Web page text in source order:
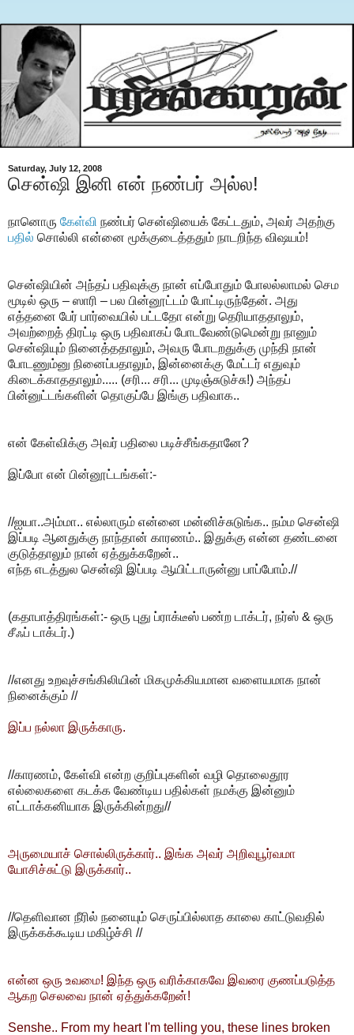
Saturday, July 12, 2008
சென்ஷி இனி என் நண்பர் அல்ல!
நானொரு கேள்வி நண்பர் சென்ஷியைக் கேட்டதும், அவர் அதற்கு
பதில் சொல்லி என்னை மூக்குடைத்ததும் நாடறிந்த விஷயம்!
சென்ஷியின் அந்தப் பதிவுக்கு நான் எப்போதும் போலல்லாமல் செம
மூடில் ஒரு – ஸாரி – பல பின்னூட்டம் போட்டிருந்தேன். அது
எத்தனை பேர் பார்வையில் பட்டதோ என்று தெரியாததாலும்,
அவற்றைத் திரட்டி ஒரு பதிவாகப் போடவேண்டுமென்று நானும்
சென்ஷியும் நினைத்ததாலும், அவரு போடறதுக்கு முந்தி நான்
போடணும்னு நினைப்பதாலும், இன்னைக்கு மேட்டர் எதுவும்
கிடைக்காததாலும்..... (சரி... சரி... முடிஞ்சுடுச்சு!) அந்தப்
பின்னுட்டங்களின் தொகுப்பே இங்கு பதிவாக..
என் கேள்விக்கு அவர் பதிலை படிச்சீங்கதானே?
இப்போ என் பின்னூட்டங்கள்:-
//ஐயா..அம்மா.. எல்லாரும் என்னை மன்னிச்சுடுங்க.. நம்ம சென்ஷி
இப்படி ஆனதுக்கு நாந்தான் காரணம்.. இதுக்கு என்ன தண்டனை
குடுத்தாலும் நான் ஏத்துக்கறேன்..
எந்த எடத்துல சென்ஷி இப்படி ஆயிட்டாருன்னு பாப்போம்.//
(கதாபாத்திரங்கள்:- ஒரு புது ப்ராக்டீஸ் பண்ற டாக்டர், நர்ஸ் & ஒரு
சீஃப் டாக்டர்.)
//எனது உறவுச்சங்கிலியின் மிகமுக்கியமான வளையமாக நான்
நினைக்கும் //
இப்ப நல்லா இருக்காரு.
//காரணம், கேள்வி என்ற குறிப்புகளின் வழி தொலைதூர
எல்லைகளை கடக்க வேண்டிய பதில்கள் நமக்கு இன்னும்
எட்டாக்கனியாக இருக்கின்றது//
அருமையாச் சொல்லிருக்கார்.. இங்க அவர் அறிவுபூர்வமா
யோசிச்சுட்டு இருக்கார்..
//தெளிவான நீரில் நனையும் செருப்பில்லாத காலை காட்டுவதில்
இருக்கக்கூடிய மகிழ்ச்சி //
என்ன ஒரு உவமை! இந்த ஒரு வரிக்காகவே இவரை குணப்படுத்த
ஆகற செலவை நான் ஏத்துக்கறேன்!
Senshe.. From my heart I'm telling you, these lines broken